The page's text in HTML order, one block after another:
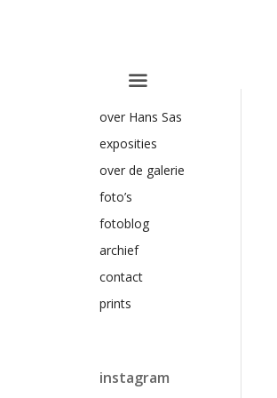
over Hans Sas
exposities
over de galerie
foto’s
fotoblog
archief
contact
prints
instagram